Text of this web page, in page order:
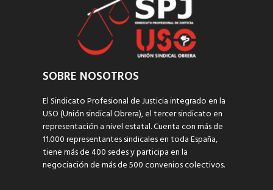
SOBRE NOSOTROS
El Sindicato Profesional de Justicia integrado en la
USO (Unión sindical Obrera), el tercer sindicato en
representación a nivel estatal. Cuenta con más de
11.000 representantes sindicales en toda España,
tiene más de 400 sedes y participa en la
negociación de más de 500 convenios colectivos.